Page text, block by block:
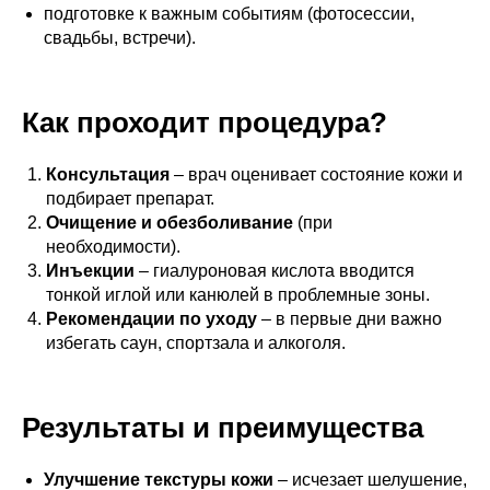
подготовке к важным событиям (фотосессии,
свадьбы, встречи).
Как проходит процедура?
Консультация – врач оценивает состояние кожи и
подбирает препарат.
Очищение и обезболивание (при
необходимости).
Инъекции – гиалуроновая кислота вводится
тонкой иглой или канюлей в проблемные зоны.
Рекомендации по уходу – в первые дни важно
избегать саун, спортзала и алкоголя.
Результаты и преимущества
Улучшение текстуры кожи – исчезает шелушение,